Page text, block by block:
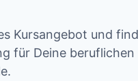
Kursangebot und
für Deine beruflichen